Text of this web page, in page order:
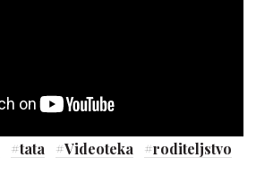
#tata #Videoteka #roditeljstvo